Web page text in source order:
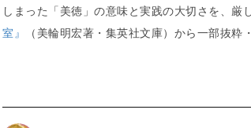
しまった「美徳」の意味と実践の大切さを、
室』
（美輪明宏著・集英社文庫）から一部抜粋